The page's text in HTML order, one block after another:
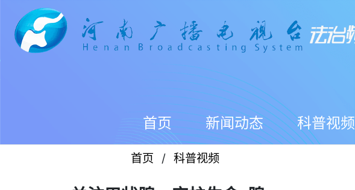
首页 新闻动态 科普视频
首页 / 科普视频